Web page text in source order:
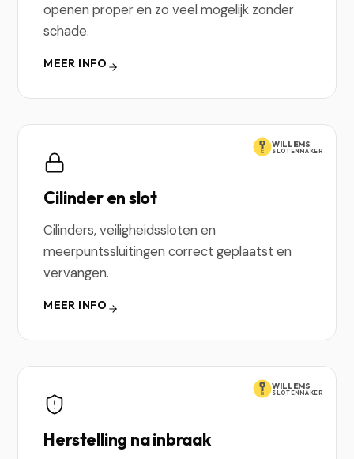
openen proper en zo veel mogelijk zonder
schade.
MEER INFO
WILLEMS
SLOTENMAKER
Cilinder en slot
Cilinders, veiligheidssloten en
meerpuntssluitingen correct geplaatst en
vervangen.
MEER INFO
WILLEMS
SLOTENMAKER
Herstelling na inbraak